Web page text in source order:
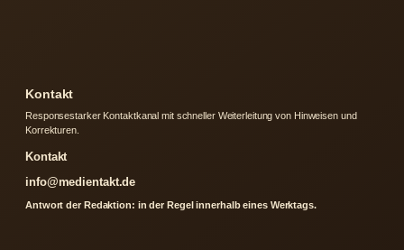
Kontakt
Responsestarker Kontaktkanal mit schneller Weiterleitung von Hinweisen und
Korrekturen.
Kontakt
info@medientakt.de
Antwort der Redaktion: in der Regel innerhalb eines Werktags.